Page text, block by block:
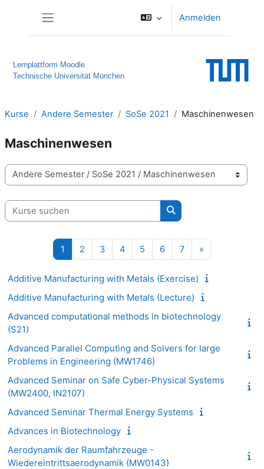
Anmelden
Lernplattform Moodle
Technische Universität München
Kurse Andere Semester SoSe 2021 Maschinenwesen
Maschinenwesen
Kursbereiche
Kurse suchen
Kurse suchen
1 Seite 1
2Seite 2
3Seite 3
4Seite 4
5Seite 5
6Seite 6
7Seite 7
»Nächste Seite
Additive Manufacturing with Metals (Exercise)
Additive Manufacturing with Metals (Lecture)
Advanced computational methods in biotechnology
(S21)
Advanced Parallel Computing and Solvers for large
Problems in Engineering (MW1746)
Advanced Seminar on Safe Cyber-Physical Systems
(MW2400, IN2107)
Advanced Seminar Thermal Energy Systems
Advances in Biotechnology
Aerodynamik der Raumfahrzeuge -
Wiedereintrittsaerodynamik (MW0143)